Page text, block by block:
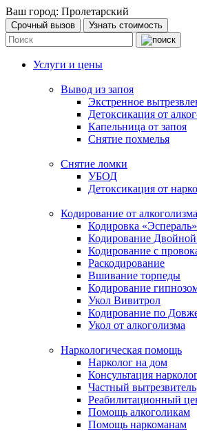
Ваш город: Пролетарский
Срочный вызов Узнать стоимость
Услуги и цены
Вывод из запоя
Экстренное
Детоксикация от
Капельница от запоя
Снятие похмелья
Снятие ломки
УБОД
Детоксикация от
Кодирование от алкоголизма
Кодировка «Эспераль»
Кодирование
Кодирование с
Раскодирование
Вшивание торпеды
Кодирование
Укол Вивитрол
Кодирование по
Укол от алкоголизма
Наркологическая помощь
Нарколог на дом
Консультация
Частный вытрезвитель
Реабилитационный
Помощь алкоголикам
Помощь наркоманам